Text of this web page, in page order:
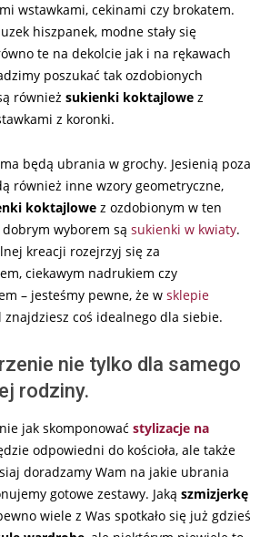
wstawkami, cekinami czy brokatem.
hiszpanek, modne stały się
te na dekolcie jak i na rękawach
poszukać tak ozdobionych
również sukienki koktajlowe z
z koronki.
będą ubrania w grochy. Jesienią poza
również inne wzory geometryczne,
koktajlowe z ozdobionym w ten
dobrym wyborem są sukienki w kwiaty.
kreacji rozejrzyj się za
ciekawym nadrukiem czy
– jesteśmy pewne, że w sklepie
coś idealnego dla siebie.
nie tylko dla samego
rodziny.
jak skomponować stylizacje na
odpowiedni do kościoła, ale także
doradzamy Wam na jakie ubrania
gotowe zestawy. Jaką szmizjerkę
wiele z Was spotkało się już gdzieś